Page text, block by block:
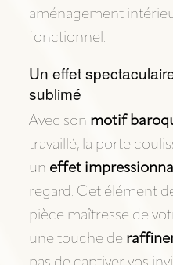
aménagement
fonctionnel.
Un effet
sublimé
Avec son motif
travaillé, la porte
un effet
regard. Cet élément
pièce maîtresse de
une touche de